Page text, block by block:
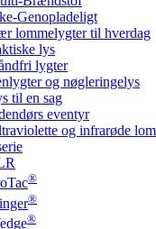
Genopladeligt
lommelygter til hverdag
lys
lygter
og nøgleringelys
til en sag
eventyr
og infrarøde
®
®
®